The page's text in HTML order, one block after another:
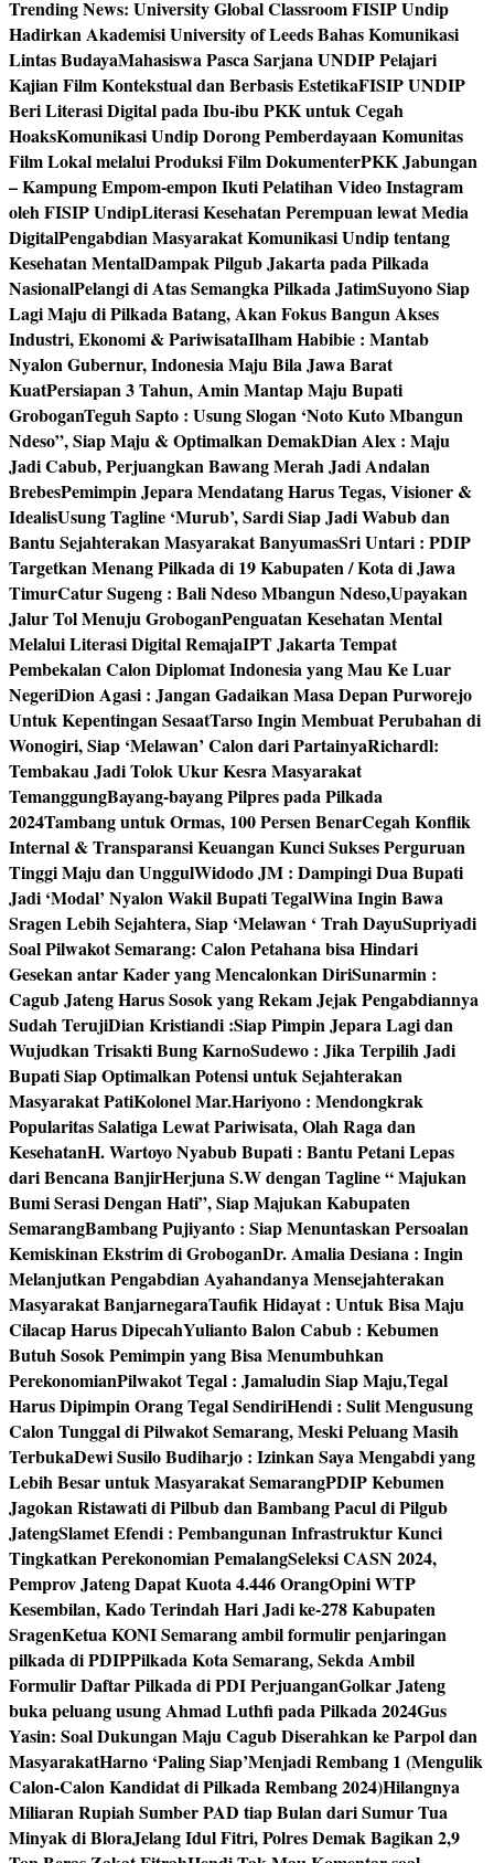
Trending News: University Global Classroom FISIP Undip
Hadirkan Akademisi University of Leeds Bahas Komunikasi
Lintas BudayaMahasiswa Pasca Sarjana UNDIP Pelajari
Kajian Film Kontekstual dan Berbasis EstetikaFISIP UNDIP
Beri Literasi Digital pada Ibu-ibu PKK untuk Cegah
HoaksKomunikasi Undip Dorong Pemberdayaan Komunitas
Film Lokal melalui Produksi Film DokumenterPKK Jabungan
– Kampung Empom-empon Ikuti Pelatihan Video Instagram
oleh FISIP UndipLiterasi Kesehatan Perempuan lewat Media
DigitalPengabdian Masyarakat Komunikasi Undip tentang
Kesehatan MentalDampak Pilgub Jakarta pada Pilkada
NasionalPelangi di Atas Semangka Pilkada JatimSuyono Siap
Lagi Maju di Pilkada Batang, Akan Fokus Bangun Akses
Industri, Ekonomi & PariwisataIlham Habibie : Mantab
Nyalon Gubernur, Indonesia Maju Bila Jawa Barat
KuatPersiapan 3 Tahun, Amin Mantap Maju Bupati
GroboganTeguh Sapto : Usung Slogan ‘Noto Kuto Mbangun
Ndeso”, Siap Maju & Optimalkan DemakDian Alex : Maju
Jadi Cabub, Perjuangkan Bawang Merah Jadi Andalan
BrebesPemimpin Jepara Mendatang Harus Tegas, Visioner &
IdealisUsung Tagline ‘Murub’, Sardi Siap Jadi Wabub dan
Bantu Sejahterakan Masyarakat BanyumasSri Untari : PDIP
Targetkan Menang Pilkada di 19 Kabupaten / Kota di Jawa
TimurCatur Sugeng : Bali Ndeso Mbangun Ndeso,Upayakan
Jalur Tol Menuju GroboganPenguatan Kesehatan Mental
Melalui Literasi Digital RemajaIPT Jakarta Tempat
Pembekalan Calon Diplomat Indonesia yang Mau Ke Luar
NegeriDion Agasi : Jangan Gadaikan Masa Depan Purworejo
Untuk Kepentingan SesaatTarso Ingin Membuat Perubahan di
Wonogiri, Siap ‘Melawan’ Calon dari PartainyaRichardl:
Tembakau Jadi Tolok Ukur Kesra Masyarakat
TemanggungBayang-bayang Pilpres pada Pilkada
2024Tambang untuk Ormas, 100 Persen BenarCegah Konflik
Internal & Transparansi Keuangan Kunci Sukses Perguruan
Tinggi Maju dan UnggulWidodo JM : Dampingi Dua Bupati
Jadi ‘Modal’ Nyalon Wakil Bupati TegalWina Ingin Bawa
Sragen Lebih Sejahtera, Siap ‘Melawan ‘ Trah DayuSupriyadi
Soal Pilwakot Semarang: Calon Petahana bisa Hindari
Gesekan antar Kader yang Mencalonkan DiriSunarmin :
Cagub Jateng Harus Sosok yang Rekam Jejak Pengabdiannya
Sudah TerujiDian Kristiandi :Siap Pimpin Jepara Lagi dan
Wujudkan Trisakti Bung KarnoSudewo : Jika Terpilih Jadi
Bupati Siap Optimalkan Potensi untuk Sejahterakan
Masyarakat PatiKolonel Mar.Hariyono : Mendongkrak
Popularitas Salatiga Lewat Pariwisata, Olah Raga dan
KesehatanH. Wartoyo Nyabub Bupati : Bantu Petani Lepas
dari Bencana BanjirHerjuna S.W dengan Tagline “ Majukan
Bumi Serasi Dengan Hati”, Siap Majukan Kabupaten
SemarangBambang Pujiyanto : Siap Menuntaskan Persoalan
Kemiskinan Ekstrim di GroboganDr. Amalia Desiana : Ingin
Melanjutkan Pengabdian Ayahandanya Mensejahterakan
Masyarakat BanjarnegaraTaufik Hidayat : Untuk Bisa Maju
Cilacap Harus DipecahYulianto Balon Cabub : Kebumen
Butuh Sosok Pemimpin yang Bisa Menumbuhkan
PerekonomianPilwakot Tegal : Jamaludin Siap Maju,Tegal
Harus Dipimpin Orang Tegal SendiriHendi : Sulit Mengusung
Calon Tunggal di Pilwakot Semarang, Meski Peluang Masih
TerbukaDewi Susilo Budiharjo : Izinkan Saya Mengabdi yang
Lebih Besar untuk Masyarakat SemarangPDIP Kebumen
Jagokan Ristawati di Pilbub dan Bambang Pacul di Pilgub
JatengSlamet Efendi : Pembangunan Infrastruktur Kunci
Tingkatkan Perekonomian PemalangSeleksi CASN 2024,
Pemprov Jateng Dapat Kuota 4.446 OrangOpini WTP
Kesembilan, Kado Terindah Hari Jadi ke-278 Kabupaten
SragenKetua KONI Semarang ambil formulir penjaringan
pilkada di PDIPPilkada Kota Semarang, Sekda Ambil
Formulir Daftar Pilkada di PDI PerjuanganGolkar Jateng
buka peluang usung Ahmad Luthfi pada Pilkada 2024Gus
Yasin: Soal Dukungan Maju Cagub Diserahkan ke Parpol dan
MasyarakatHarno ‘Paling Siap’Menjadi Rembang 1 (Mengulik
Calon-Calon Kandidat di Pilkada Rembang 2024)Hilangnya
Miliaran Rupiah Sumber PAD tiap Bulan dari Sumur Tua
Minyak di BloraJelang Idul Fitri, Polres Demak Bagikan 2,9